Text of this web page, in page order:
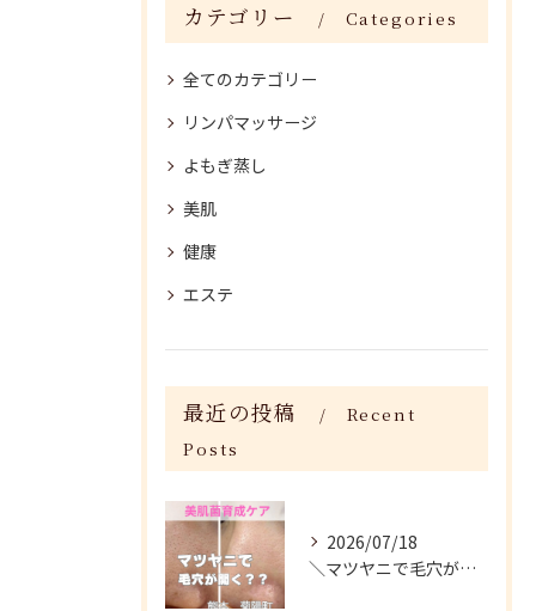
カテゴリー Categories
全てのカテゴリー
リンパマッサージ
よもぎ蒸し
美肌
健康
エステ
最近の投稿
Recent
Posts
2026/07/18
＼マツヤニで毛穴が開く？／